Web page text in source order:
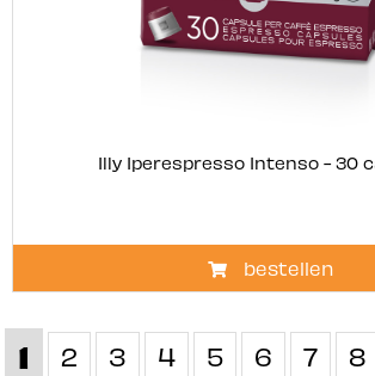
Illy Iperespresso Intenso - 30
bestellen
1 2 3 4 5 6 7 8